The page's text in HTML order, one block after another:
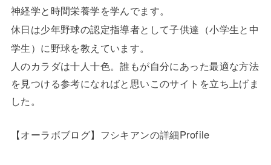
神経学と時間栄養学を学んでます。
休日は少年野球の認定指導者として子供達（小学生と中
学生）に野球を教えています。
人のカラダは十人十色。誰もが自分にあった最適な方法
を見つける参考になればと思いこのサイトを立ち上げま
した。
【オーラボブログ】フシキアンの詳細Profile